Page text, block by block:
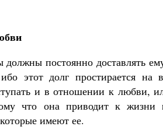
постоянно доставлять
этот долг простирается на
и в отношении к любви,
что она приводит к жизни
имеют ее.